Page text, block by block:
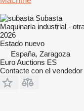
Subasta
Maquinaria industrial -
2026
Estado nuevo
España, Zaragoza
Euro Auctions ES
Contacte con el vendedor